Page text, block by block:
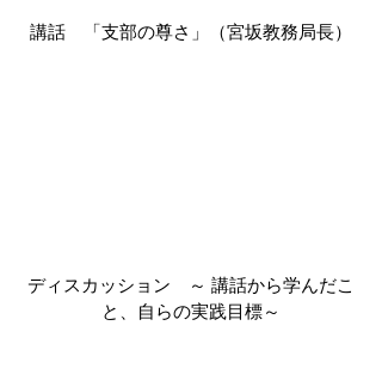
講話　「支部の尊さ」（宮坂教務局長）
ディスカッション　～ 講話から学んだこ
と、自らの実践目標～